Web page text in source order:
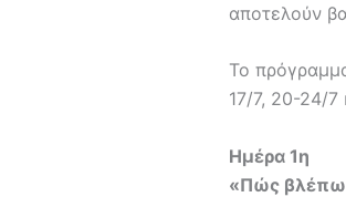
αποτελούν
Το
17/7, 20-24/7
Ημέρα 1η
«Πώς βλέπω